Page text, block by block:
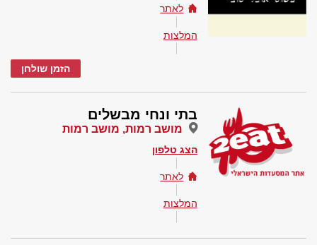
לאתר
המלצות
הזמן שולחן
בתי ונחי מבשלים
מושב רמות, מושב רמות
הצג טלפון
לאתר
המלצות